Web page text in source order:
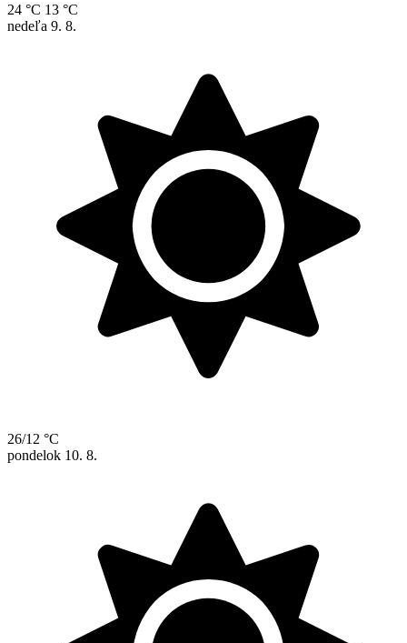
24 °C 13 °C
nedeľa 9. 8.
26/12 °C
pondelok 10. 8.